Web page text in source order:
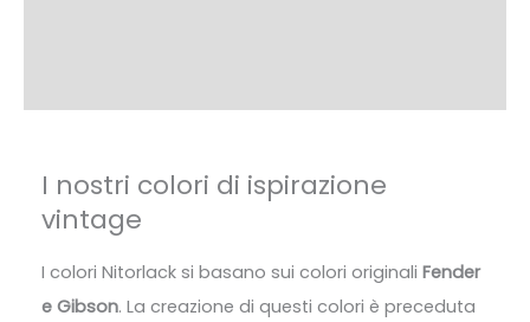
I nostri colori di ispirazione
vintage
I colori Nitorlack si basano sui colori originali Fender
e Gibson. La creazione di questi colori è preceduta